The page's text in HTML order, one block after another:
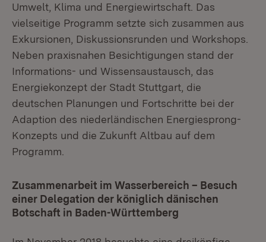
Umwelt, Klima und Energiewirtschaft. Das
vielseitige Programm setzte sich zusammen aus
Exkursionen, Diskussionsrunden und Workshops.
Neben praxisnahen Besichtigungen stand der
Informations- und Wissensaustausch, das
Energiekonzept der Stadt Stuttgart, die
deutschen Planungen und Fortschritte bei der
Adaption des niederländischen Energiesprong-
Konzepts und die Zukunft Altbau auf dem
Programm.
Zusammenarbeit im Wasserbereich – Besuch
einer Delegation der königlich dänischen
Botschaft in Baden-Württemberg